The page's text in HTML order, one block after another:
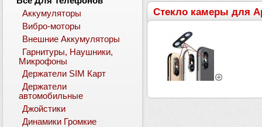
Стекло камеры для
Аккумуляторы
Вибро-моторы
Внешние Аккумуляторы
Гарнитуры, Наушники,
Микрофоны
Держатели SIM Карт
Держатели
автомобильные
Джойстики
Динамики Громкие